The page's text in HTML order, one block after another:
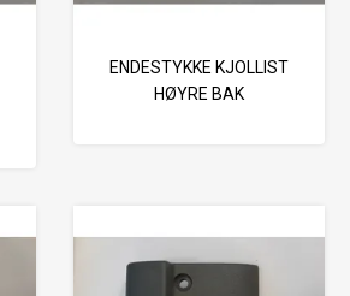
ENDESTYKKE KJOLLIST
HØYRE BAK